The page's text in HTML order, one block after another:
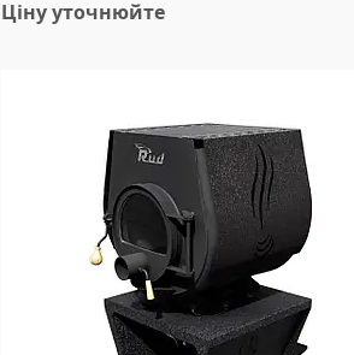
Ціну уточнюйте